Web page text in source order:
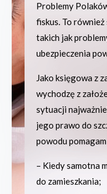
Problemy
fiskus. To
takich jak
ubezpieczenia
Jako księgowa z
wychodzę z
sytuacji
jego prawo do
powodu
– Kiedy samotna
do zamieszkania;